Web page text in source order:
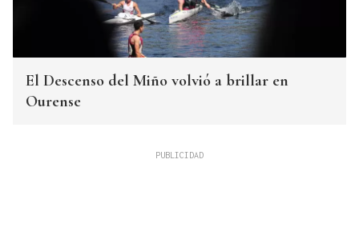
El Descenso del Miño volvió a brillar en
Ourense